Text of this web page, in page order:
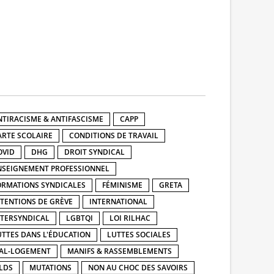
& ANTIFASCISME
CAPP
SCOLAIRE
CONDITIONS DE TRAVAIL
DHG
DROIT SYNDICAL
PROFESSIONNEL
SYNDICALES
FÉMINISME
GRETA
DE GRÈVE
INTERNATIONAL
LGBTQI
LOI RILHAC
DANS L'ÉDUCATION
LUTTES SOCIALES
LOGEMENT
MANIFS & RASSEMBLEMENTS
MUTATIONS
NON AU CHOC DES SAVOIRS